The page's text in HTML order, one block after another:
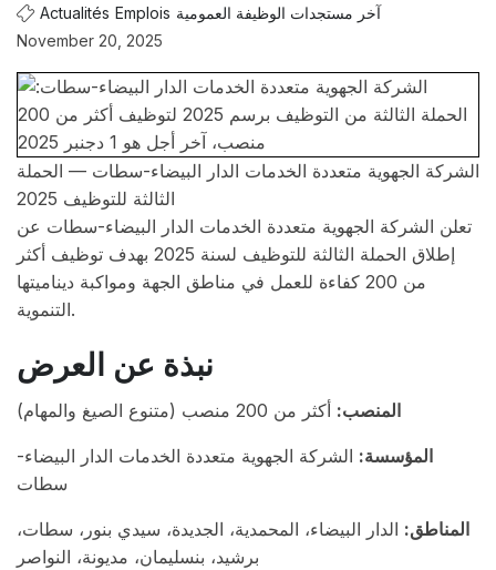
Actualités Emplois آخر مستجدات الوظيفة العمومية
November 20, 2025
الشركة الجهوية متعددة الخدمات الدار البيضاء-سطات — الحملة
الثالثة للتوظيف 2025
تعلن الشركة الجهوية متعددة الخدمات الدار البيضاء-سطات عن
إطلاق الحملة الثالثة للتوظيف لسنة 2025 بهدف توظيف أكثر
من 200 كفاءة للعمل في مناطق الجهة ومواكبة ديناميتها
التنموية.
نبذة عن العرض
المنصب: أكثر من 200 منصب (متنوع الصيغ والمهام)
المؤسسة: الشركة الجهوية متعددة الخدمات الدار البيضاء-
سطات
المناطق: الدار البيضاء، المحمدية، الجديدة، سيدي بنور، سطات،
برشيد، بنسليمان، مديونة، النواصر